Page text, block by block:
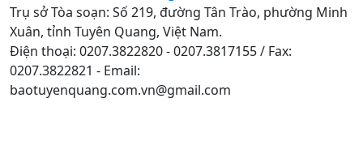
Trụ sở Tòa soạn: Số 219, đường Tân Trào, phường Minh
Xuân, tỉnh Tuyên Quang, Việt Nam.
Điện thoại: 0207.3822820 - 0207.3817155 / Fax:
0207.3822821 - Email:
baotuyenquang.com.vn@gmail.com